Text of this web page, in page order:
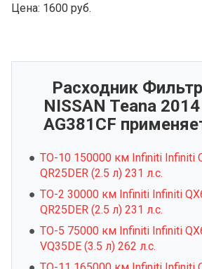
Цена: 1600 руб.
Расходник
NISSAN Teana
AG381CF
ТО-10 150000 км Infiniti Infiniti
QR25DER (2.5 л) 231 л.с.
ТО-2 30000 км Infiniti Infiniti
QR25DER (2.5 л) 231 л.с.
ТО-5 75000 км Infiniti Infiniti
VQ35DE (3.5 л) 262 л.с.